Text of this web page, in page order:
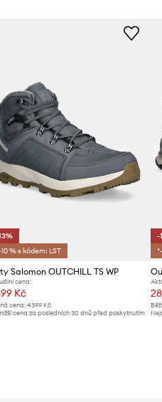
% s kódem: LST
Salomon OUTCHILL TS WP
cena:
Kč
cena: 4399 Kč
cena za posledních 30 dnů před poskytnutím
-